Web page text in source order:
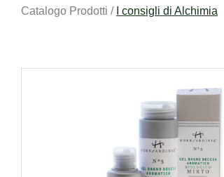
Catalogo Prodotti / I consigli di Alchimia